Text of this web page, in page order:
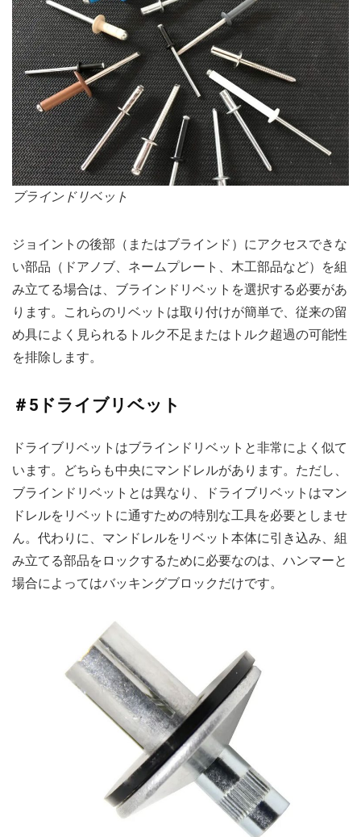
ブラインドリベット
ジョイントの後部（またはブラインド）にアクセスできな
い部品（ドアノブ、ネームプレート、木工部品など）を組
み立てる場合は、ブラインドリベットを選択する必要があ
ります。これらのリベットは取り付けが簡単で、従来の留
め具によく見られるトルク不足またはトルク超過の可能性
を排除します。
＃5ドライブリベット
ドライブリベットはブラインドリベットと非常によく似て
います。どちらも中央にマンドレルがあります。ただし、
ブラインドリベットとは異なり、ドライブリベットはマン
ドレルをリベットに通すための特別な工具を必要としませ
ん。代わりに、マンドレルをリベット本体に引き込み、組
み立てる部品をロックするために必要なのは、ハンマーと
場合によってはバッキングブロックだけです。